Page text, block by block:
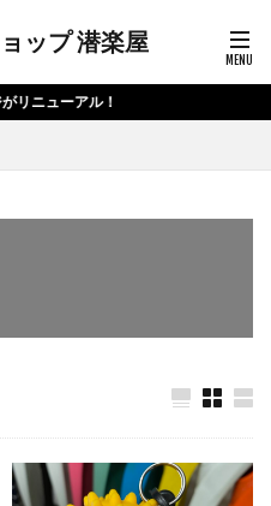
ップ 潜楽屋
リニューアル！